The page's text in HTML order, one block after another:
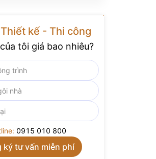
kế - Thi công
tôi giá bao nhiêu?
0915 010 800